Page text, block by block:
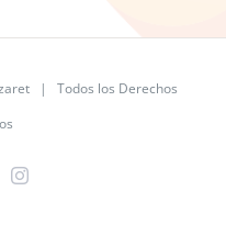
| Todos los Derechos
Instagram